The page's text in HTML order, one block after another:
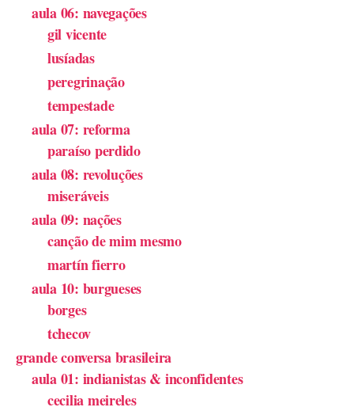
aula 06: navegações
gil vicente
lusíadas
peregrinação
tempestade
aula 07: reforma
paraíso perdido
aula 08: revoluções
miseráveis
aula 09: nações
canção de mim mesmo
martín fierro
aula 10: burgueses
borges
tchecov
grande conversa brasileira
aula 01: indianistas & inconfidentes
cecilia meireles